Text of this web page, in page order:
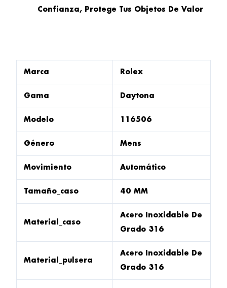
Confianza, Protege Tus Objetos De Valor
Marca Rolex
Gama Daytona
Modelo 116506
Género Mens
Movimiento Automático
Tamaño_caso 40 MM
Material_caso
Acero Inoxidable De
Grado 316
Material_pulsera
Acero Inoxidable De
Grado 316